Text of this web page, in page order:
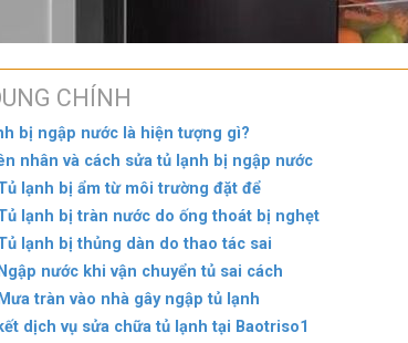
CHÍNH
bị ngập nước là hiện tượng gì?
nhân và cách sửa tủ lạnh bị ngập nước
lạnh bị ẩm từ môi trường đặt để
lạnh bị tràn nước do ống thoát bị nghẹt
lạnh bị thủng dàn do thao tác sai
nước khi vận chuyển tủ sai cách
tràn vào nhà gây ngập tủ lạnh
dịch vụ sửa chữa tủ lạnh tại Baotriso1